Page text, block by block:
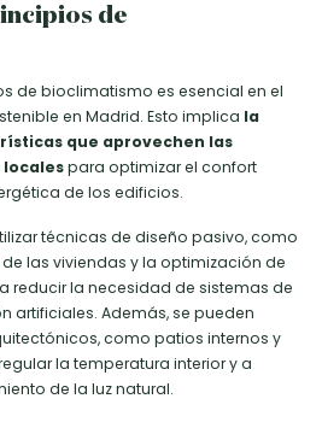
de
de bioclimatismo es esencial en el
en Madrid. Esto implica la
que aprovechen las
para optimizar el confort
de los edificios.
técnicas de diseño pasivo, como
las viviendas y la optimización de
reducir la necesidad de sistemas de
artificiales. Además, se pueden
como patios internos y
la temperatura interior y a
de la luz natural.